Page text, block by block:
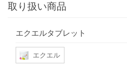
取り扱い商品
エクエルタブレット
エクエル